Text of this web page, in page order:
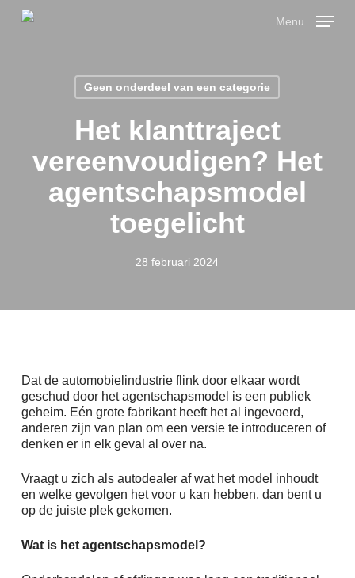
Menu
Geen onderdeel van een categorie
Het klanttraject
vereenvoudigen? Het
agentschapsmodel
toegelicht
28 februari 2024
Dat de automobielindustrie flink door elkaar wordt
geschud door het agentschapsmodel is een publiek
geheim. Eén grote fabrikant heeft het al ingevoerd,
anderen zijn van plan om een versie te introduceren of
denken er in elk geval al over na.
Vraagt u zich als autodealer af wat het model inhoudt
en welke gevolgen het voor u kan hebben, dan bent u
op de juiste plek gekomen.
Wat is het agentschapsmodel?